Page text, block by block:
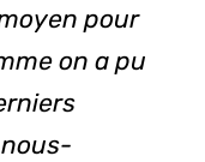
pour
on a pu